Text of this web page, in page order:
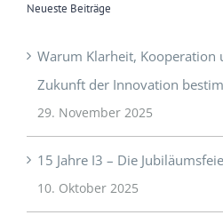
Neueste Beiträge
Warum Klarheit, Kooperation
Zukunft der Innovation
29. November 2025
15 Jahre I3 – Die
10. Oktober 2025